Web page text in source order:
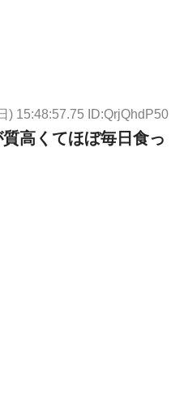
) 15:48:57.75 ID:QrjQhdP50
高くてほぼ毎日食っ